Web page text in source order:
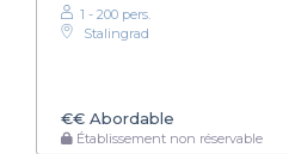
1 - 200 pers.
Stalingrad
€€ Abordable
Établissement non réservable